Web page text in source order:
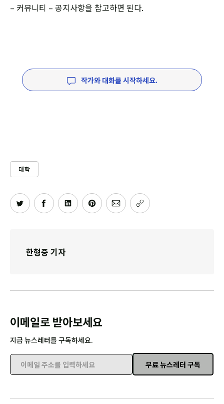
– 커뮤니티 – 공지사항을 참고하면 된다.
작가와 대화를 시작하세요.
대학
한형중 기자
이메일로 받아보세요
지금 뉴스레터를 구독하세요.
이메일 주소를 입력하세요
무료 뉴스레터 구독